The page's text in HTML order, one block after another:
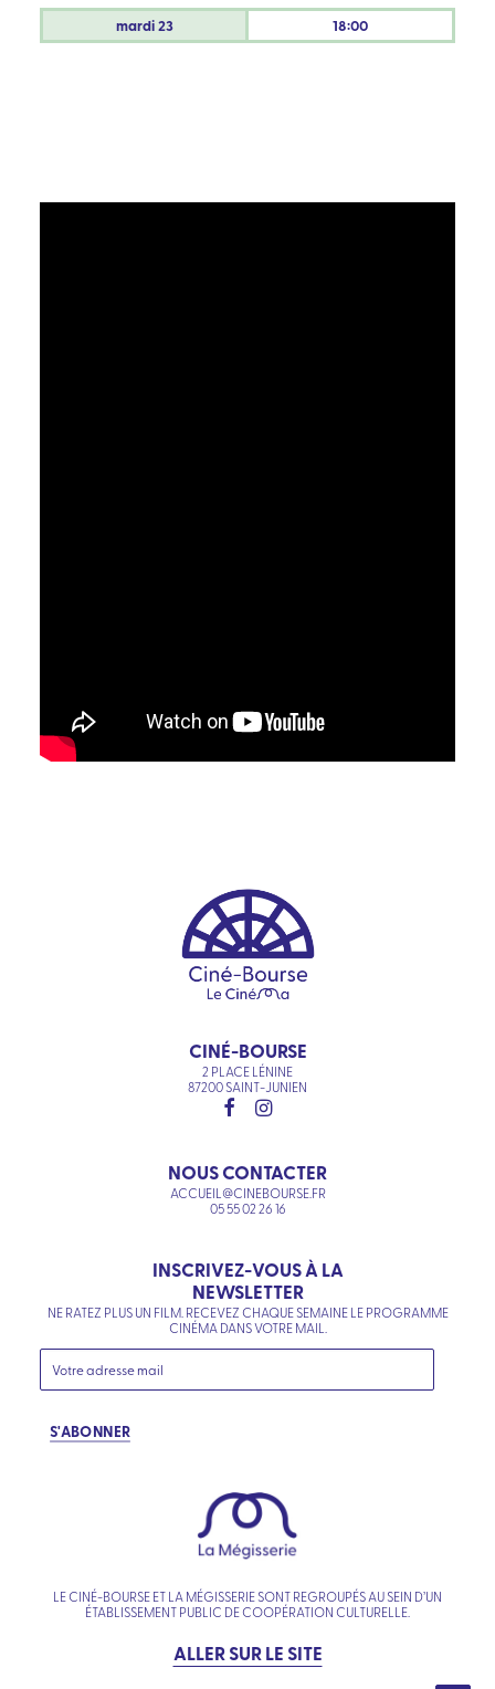
mardi23 18:00
CINÉ-BOURSE
2 PLACE LÉNINE
87200 SAINT-JUNIEN
NOUS CONTACTER
ACCUEIL@CINEBOURSE.FR
05 55 02 26 16
INSCRIVEZ-VOUS À LA
NEWSLETTER
NE RATEZ PLUS UN FILM. RECEVEZ CHAQUE SEMAINE LE PROGRAMME
CINÉMA DANS VOTRE MAIL.
S'ABONNER
LE CINÉ-BOURSE ET LA MÉGISSERIE SONT REGROUPÉS AU SEIN D’UN
ÉTABLISSEMENT PUBLIC DE COOPÉRATION CULTURELLE.
ALLER SUR LE SITE